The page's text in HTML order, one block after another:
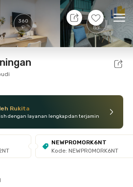
360 +17
Belum tahu
Lokasi Kamar
Rukita
dengan layanan lengkap dan terjamin
NEWPROMORK6NT
Kode: NEWPROMORK6NT